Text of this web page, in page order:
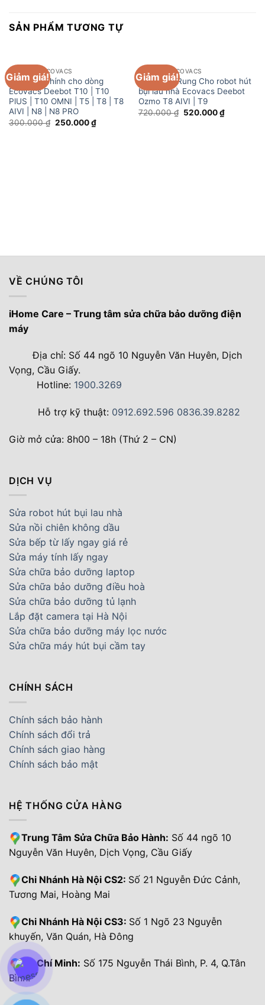
SẢN PHẨM TƯƠNG TỰ
Giảm giá!
PHỤ KIỆN ECOVACS
Nắp chổi chính cho dòng
Ecovacs Deebot T10 | T10
PlUS | T10 OMNI | T5 | T8 | T8
AIVI | N8 | N8 PRO
300.000₫ Giá
gốc
250.000₫Giá
hiện
Giảm giá!
PHỤ KIỆN ECOVACS
Khăn Lau Rung Cho robot hút
bụi lau nhà Ecovacs Deebot
Ozmo T8 AIVI | T9
720.000₫ Giá
gốc
520.000₫Giá
hiện
VỀ CHÚNG TÔI
iHome Care – Trung tâm sửa chữa bảo dưỡng điện
máy
Địa chỉ: Số 44 ngõ 10 Nguyễn Văn Huyên, Dịch
Vọng, Cầu Giấy.
Hotline: 1900.3269
Hỗ trợ kỹ thuật: 0912.692.596 0836.39.8282
Giờ mở cửa: 8h00 – 18h (Thứ 2 – CN)
DỊCH VỤ
Sửa robot hút bụi lau nhà
Sửa nồi chiên không dầu
Sửa bếp từ lấy ngay giá rẻ
Sửa máy tính lấy ngay
Sửa chữa bảo dưỡng laptop
Sửa chữa bảo dưỡng điều hoà
Sửa chữa bảo dưỡng tủ lạnh
Lắp đặt camera tại Hà Nội
Sửa chữa bảo dưỡng máy lọc nước
Sửa chữa máy hút bụi cầm tay
CHÍNH SÁCH
Chính sách bảo hành
Chính sách đổi trả
Chính sách giao hàng
Chính sách bảo mật
HỆ THỐNG CỬA HÀNG
Trung Tâm Sửa Chữa Bảo Hành: Số 44 ngõ 10
Nguyễn Văn Huyên, Dịch Vọng, Cầu Giấy
Chi Nhánh Hà Nội CS2: Số 21 Nguyễn Đức Cảnh,
Tương Mai, Hoàng Mai
Chi Nhánh Hà Nội CS3: Số 1 Ngõ 23 Nguyễn
khuyến, Văn Quán, Hà Đông
Hồ Chí Minh: Số 175 Nguyễn Thái Bình, P. 4, Q.Tân
Bình.